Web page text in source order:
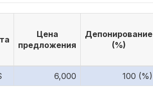
Цена
предложения
Депонирование
(%)
6,000 100 (%)